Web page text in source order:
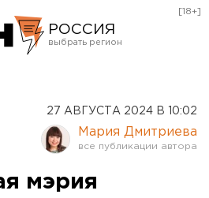
РОССИЯ
Курган
Оренбург
[18+]
27 АВГУСТА 2024 В 10:02
Мария Дмитриева
мэрия